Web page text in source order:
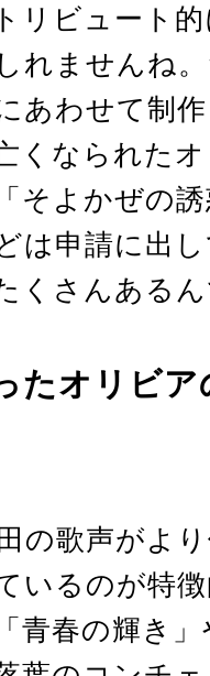
リビュート
れませんね
あわせて制
くなられた
そよかぜの
は申請に出
くさんある
たオリビア
の歌声がよ
いるのが特
青春の輝き